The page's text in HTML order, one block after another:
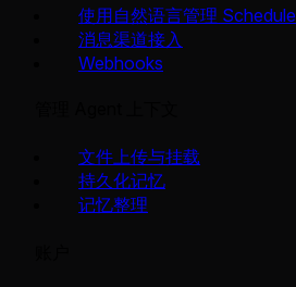
使用自然语言管理 Schedule
消息渠道接入
Webhooks
文件上传与挂载
持久化记忆
记忆整理